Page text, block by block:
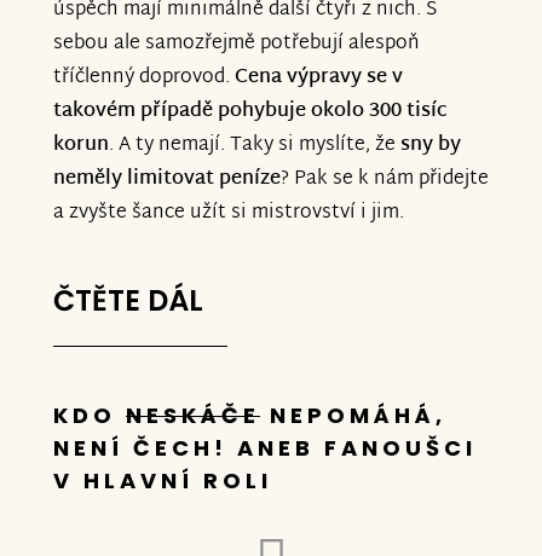
úspěch mají minimálně další čtyři z nich. S
sebou ale samozřejmě potřebují alespoň
tříčlenný doprovod.Cena výpravy se v
takovém případě pohybuje okolo 300 tisíc
korun. A ty nemají. Taky si myslíte, žesny by
neměly limitovat peníze? Pak se k nám přidejte
a zvyšte šance užít si mistrovství i jim.
ČTĚTE DÁL
––––––––––––––––––
KDO NESKÁČE NEPOMÁHÁ,
NENÍ ČECH! ANEB FANOUŠCI
V HLAVNÍ ROLI